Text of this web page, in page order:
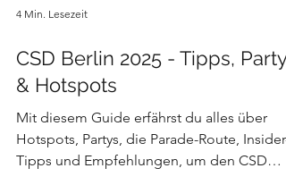
4 Min. Lesezeit
CSD Berlin 2025 - Tipps, Partys
& Hotspots
Mit diesem Guide erfährst du alles über